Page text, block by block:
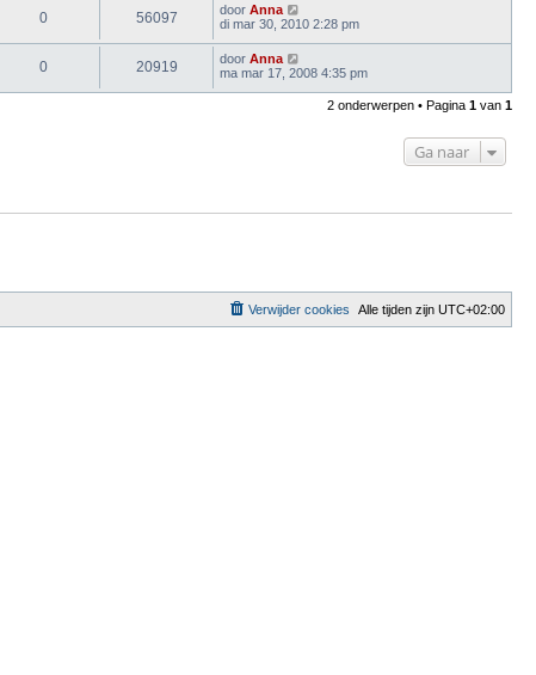
0 56097 door Anna
di mar 30, 2010 2:28 pm
0 20919 door Anna
ma mar 17, 2008 4:35 pm
2 onderwerpen • Pagina 1 van 1
Ga naar
Alle tijden zijn UTC+02:00
Verwijder cookies